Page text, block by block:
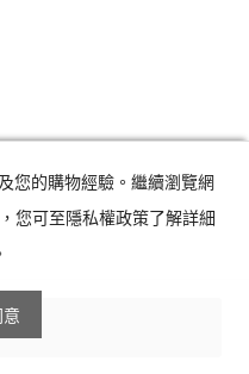
您的購物經驗。繼續瀏覽網
您可至隱私權政策了解詳細